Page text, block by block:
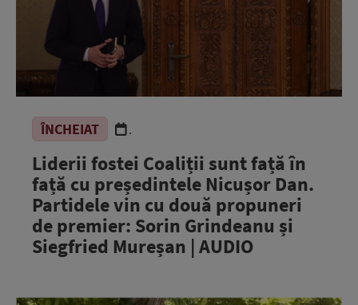
ÎNCHEIAT .
Liderii fostei Coaliții sunt față în
față cu președintele Nicușor Dan.
Partidele vin cu două propuneri
de premier: Sorin Grindeanu și
Siegfried Mureșan | AUDIO